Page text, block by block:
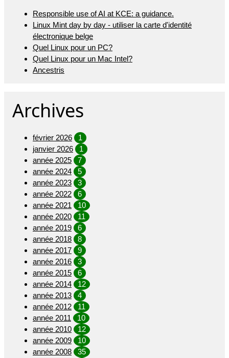
Responsible use of AI at KCE: a guidance.
Linux Mint day by day - utiliser la carte d'identité
électronique belge
Quel Linux pour un PC?
Quel Linux pour un Mac Intel?
Ancestris
Archives
février 2026
1
janvier 2026
1
année 2025
7
année 2024
5
année 2023
3
année 2022
6
année 2021
10
année 2020
11
année 2019
6
année 2018
8
année 2017
9
année 2016
3
année 2015
6
année 2014
12
année 2013
4
année 2012
11
année 2011
10
année 2010
12
année 2009
10
année 2008
35